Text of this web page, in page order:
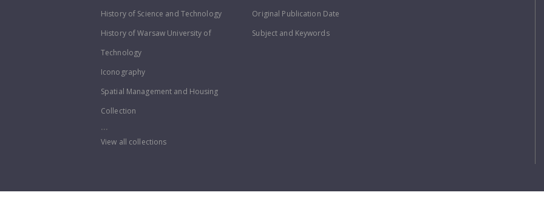
History of Science and Technology
History of Warsaw University of
Technology
Iconography
Spatial Management and Housing
Collection
...
View all collections
Original Publication Date
Subject and Keywords